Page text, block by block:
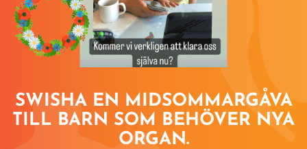
SWISHA EN MIDSOMMARGÅVA
TILL BARN SOM BEHÖVER NYA
ORGAN.